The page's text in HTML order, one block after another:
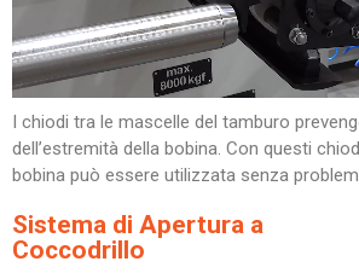
I chiodi tra le mascelle del tamburo
dell’estremità della bobina. Con questi
bobina può essere utilizzata senza
Sistema di Apertura a
Coccodrillo